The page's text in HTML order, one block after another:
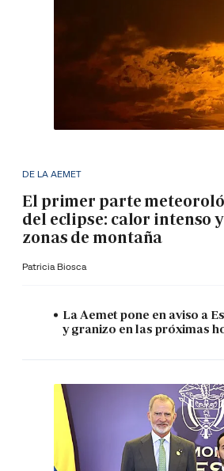
DE LA AEMET
El primer parte
del eclipse: calor intenso
zonas de montaña
Patricia Biosca
La Aemet pone en aviso a
y granizo en las próximas